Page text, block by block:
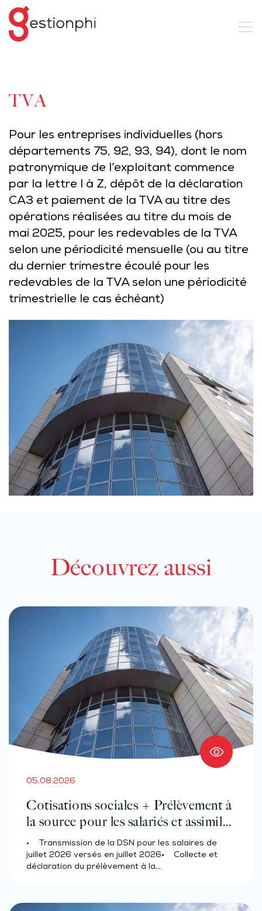
TVA
Pour les entreprises individuelles (hors
départements 75, 92, 93, 94), dont le nom
patronymique de l’exploitant commence
par la lettre I à Z, dépôt de la déclaration
CA3 et paiement de la TVA au titre des
opérations réalisées au titre du mois de
mai 2025, pour les redevables de la TVA
selon une périodicité mensuelle (ou au titre
du dernier trimestre écoulé pour les
redevables de la TVA selon une périodicité
trimestrielle le cas échéant)
Découvrez aussi
05.08.2026
Cotisations sociales + Prélèvement à
la source pour les salariés et assimilés
(effectif d’au moins 50 salariés)
• Transmission de la DSN pour les salaires de
juillet 2026 versés en juillet 2026• Collecte et
déclaration du prélèvement à la…